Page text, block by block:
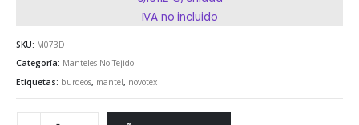
IVA no incluido
SKU: M073D
Categoría: Manteles No Tejido
Etiquetas: burdeos, mantel, novotex